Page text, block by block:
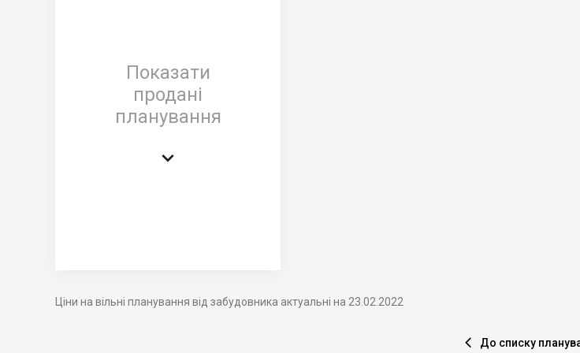
Показати
продані
планування

Ціни на вільні планування від забудовника актуальні на 23.02.2022
 До списку